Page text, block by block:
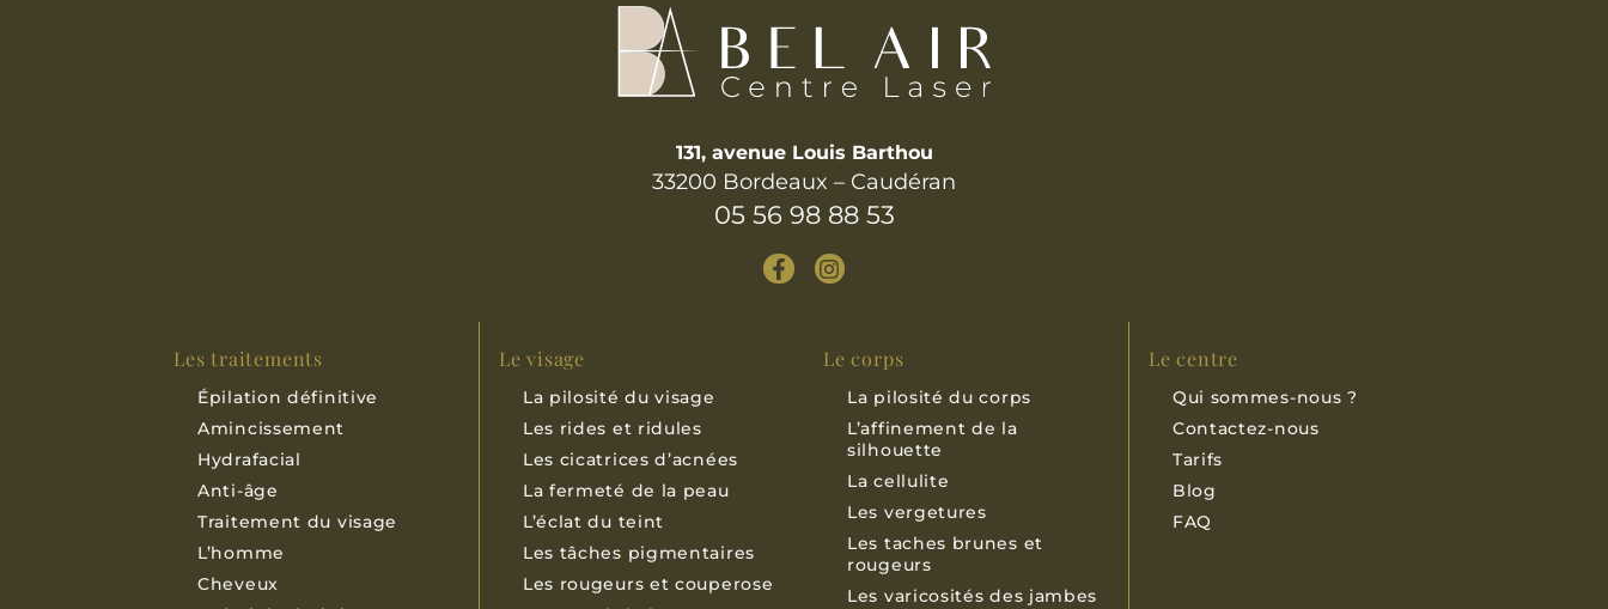
131, avenue Louis Barthou
33200 Bordeaux – Caudéran
05 56 98 88 53
Les traitements
Épilation définitive
Amincissement
Hydrafacial
Anti-âge
Traitement du visage
L’homme
Cheveux
Le visage
La pilosité du visage
Les rides et ridules
Les cicatrices d’acnées
La fermeté de la peau
L’éclat du teint
Les tâches pigmentaires
Les rougeurs et couperose
Le corps
La pilosité du corps
L’affinement de la
silhouette
La cellulite
Les vergetures
Les taches brunes et
rougeurs
Les varicosités des jambes
Le centre
Qui sommes-nous ?
Contactez-nous
Tarifs
Blog
FAQ